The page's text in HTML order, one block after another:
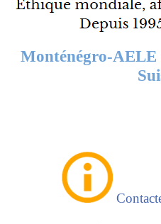
Monténégro-AELE